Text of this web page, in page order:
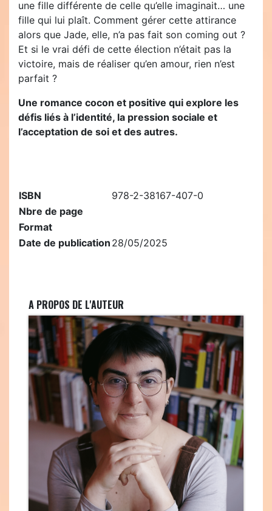
une fille différente de celle qu’elle imaginait… une
fille qui lui plaît. Comment gérer cette attirance
alors que Jade, elle, n’a pas fait son coming out ?
Et si le vrai défi de cette élection n’était pas la
victoire, mais de réaliser qu’en amour, rien n’est
parfait ?
Une romance cocon et positive qui explore les
défis liés à l’identité, la pression sociale et
l’acceptation de soi et des autres.
ISBN
978-2-38167-407-0
Nbre de page
Format
Date de publication 28/05/2025
A PROPOS DE L'AUTEUR